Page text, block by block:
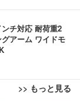
チ対応 耐荷重2
アーム ワイドモ
>> もっと見る